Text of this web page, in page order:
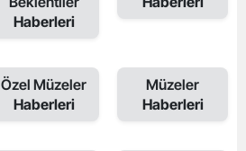
Haberleri
Özel Müzeler
Haberleri
Müzeler
Haberleri